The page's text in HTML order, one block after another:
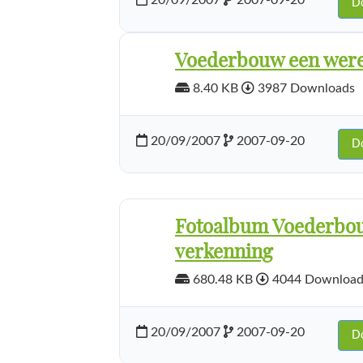
Voederbouw een
8.40 KB 3987 Downloads
20/09/2007 2007-09-20
Fotoalbum
verkenning
680.48 KB 4044
20/09/2007 2007-09-20